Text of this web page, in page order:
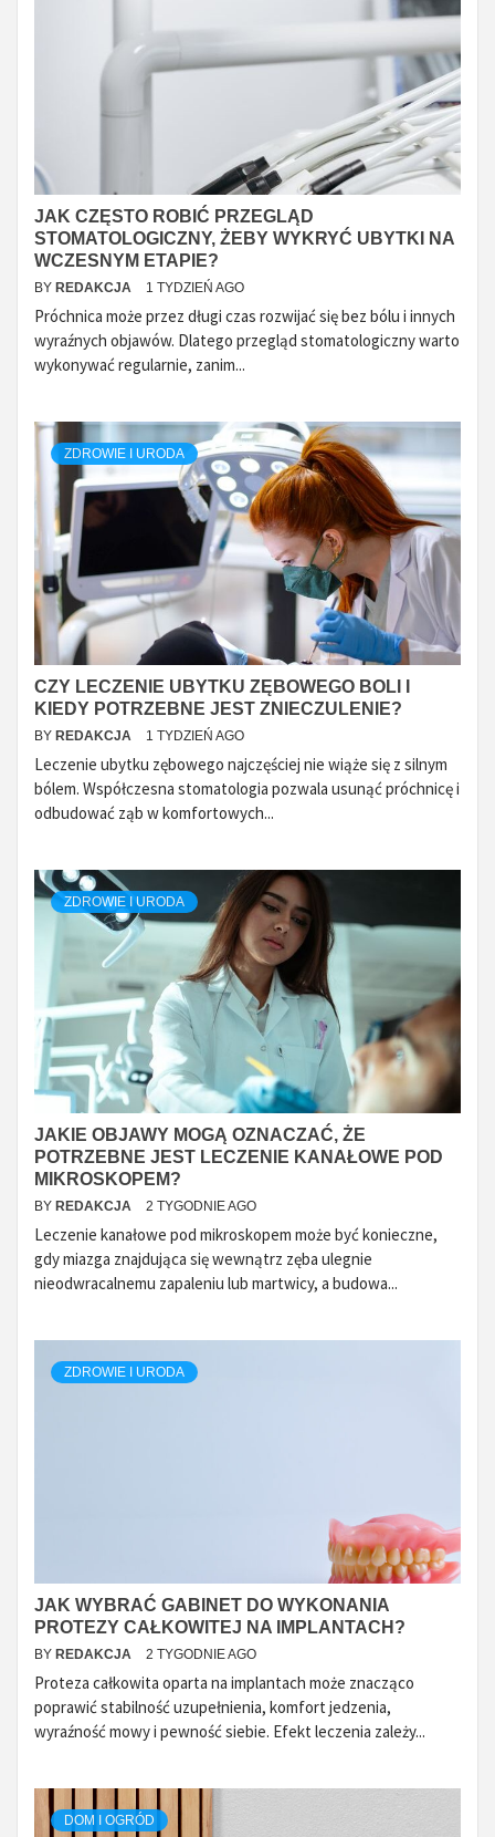
JAK CZĘSTO ROBIĆ PRZEGLĄD
STOMATOLOGICZNY, ŻEBY WYKRYĆ UBYTKI NA
WCZESNYM ETAPIE?
BY REDAKCJA 1 TYDZIEŃ AGO
Próchnica może przez długi czas rozwijać się bez bólu i innych
wyraźnych objawów. Dlatego przegląd stomatologiczny warto
wykonywać regularnie, zanim...
ZDROWIE I URODA
CZY LECZENIE UBYTKU ZĘBOWEGO BOLI I
KIEDY POTRZEBNE JEST ZNIECZULENIE?
BY REDAKCJA 1 TYDZIEŃ AGO
Leczenie ubytku zębowego najczęściej nie wiąże się z silnym
bólem. Współczesna stomatologia pozwala usunąć próchnicę i
odbudować ząb w komfortowych...
ZDROWIE I URODA
JAKIE OBJAWY MOGĄ OZNACZAĆ, ŻE
POTRZEBNE JEST LECZENIE KANAŁOWE POD
MIKROSKOPEM?
BY REDAKCJA 2 TYGODNIE AGO
Leczenie kanałowe pod mikroskopem może być konieczne,
gdy miazga znajdująca się wewnątrz zęba ulegnie
nieodwracalnemu zapaleniu lub martwicy, a budowa...
ZDROWIE I URODA
JAK WYBRAĆ GABINET DO WYKONANIA
PROTEZY CAŁKOWITEJ NA IMPLANTACH?
BY REDAKCJA 2 TYGODNIE AGO
Proteza całkowita oparta na implantach może znacząco
poprawić stabilność uzupełnienia, komfort jedzenia,
wyraźność mowy i pewność siebie. Efekt leczenia zależy...
DOM I OGRÓD